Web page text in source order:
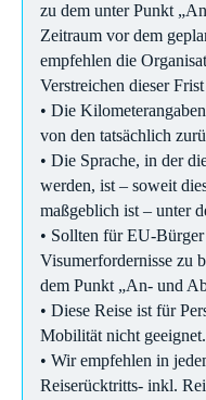
zu dem unter Punkt
Zeitraum vor dem
empfehlen die
Verstreichen dieser
• Die
von den tatsächlich
• Die Sprache, in der
werden, ist – soweit
maßgeblich ist – unter
• Sollten für EU-Bürger
Visumerfordernisse zu
dem Punkt „An- und
• Diese Reise ist für
Mobilität nicht geeignet.
• Wir empfehlen in
Reiserücktritts- inkl.